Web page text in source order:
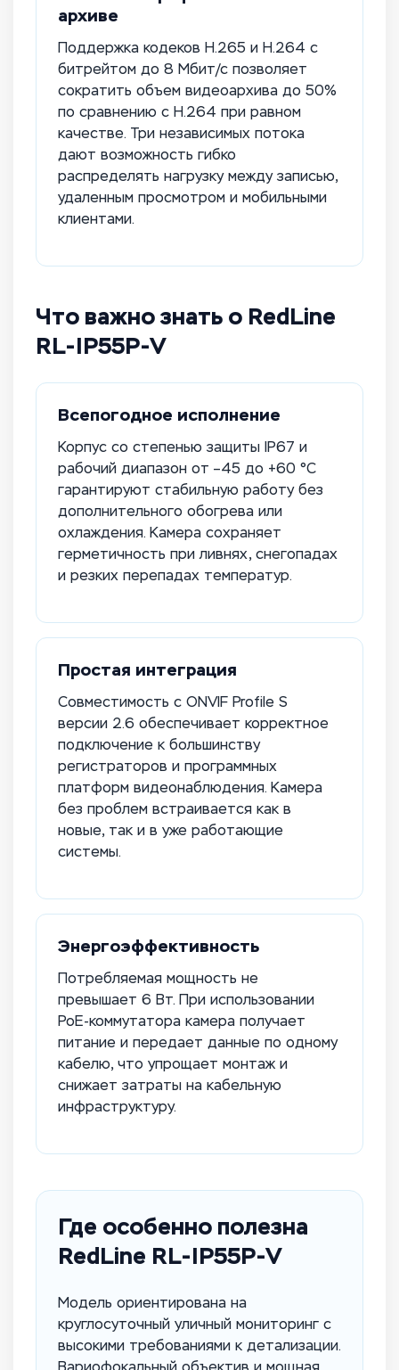
архиве
Поддержка кодеков H.265 и H.264 с
битрейтом до 8 Мбит/с позволяет
сократить объем видеоархива до 50%
по сравнению с H.264 при равном
качестве. Три независимых потока
дают возможность гибко
распределять нагрузку между записью,
удаленным просмотром и мобильными
клиентами.
Что важно знать о RedLine
RL-IP55P-V
Всепогодное исполнение
Корпус со степенью защиты IP67 и
рабочий диапазон от –45 до +60 °C
гарантируют стабильную работу без
дополнительного обогрева или
охлаждения. Камера сохраняет
герметичность при ливнях, снегопадах
и резких перепадах температур.
Простая интеграция
Совместимость с ONVIF Profile S
версии 2.6 обеспечивает корректное
подключение к большинству
регистраторов и программных
платформ видеонаблюдения. Камера
без проблем встраивается как в
новые, так и в уже работающие
системы.
Энергоэффективность
Потребляемая мощность не
превышает 6 Вт. При использовании
PoE-коммутатора камера получает
питание и передает данные по одному
кабелю, что упрощает монтаж и
снижает затраты на кабельную
инфраструктуру.
Где особенно полезна
RedLine RL-IP55P-V
Модель ориентирована на
круглосуточный уличный мониторинг с
высокими требованиями к детализации.